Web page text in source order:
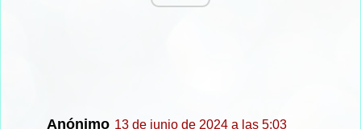
Anónimo 13 de junio de 2024 a las 5:03